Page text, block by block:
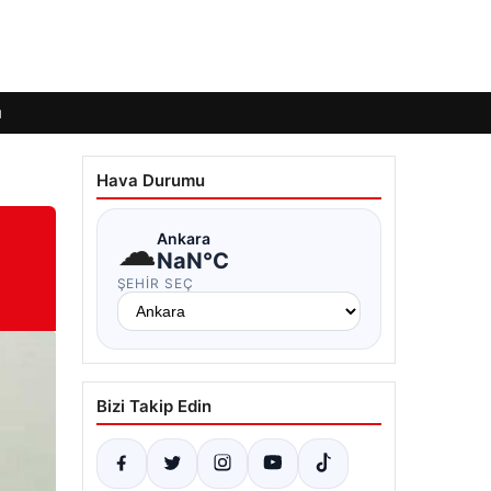
Hava Durumu
☁Ankara
NaN°C
ŞEHIR SEÇ
Bizi Takip Edin